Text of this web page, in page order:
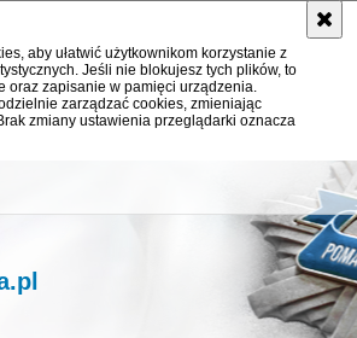
aby ułatwić użytkownikom korzystanie z
Jeśli nie blokujesz tych plików, to
oraz zapisanie w pamięci urządzenia.
zarządzać cookies, zmieniając
zmiany ustawienia przeglądarki oznacza